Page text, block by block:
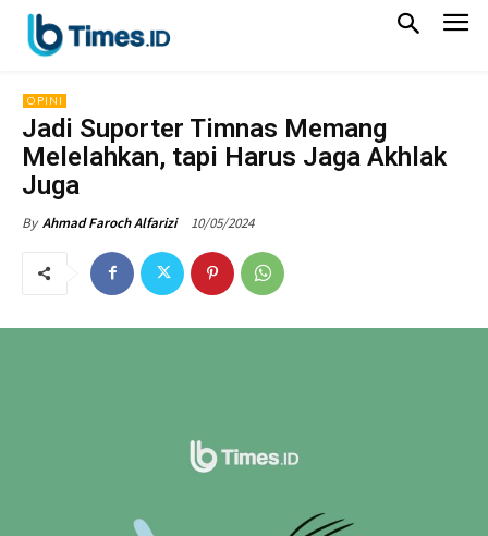
OPINI
Jadi Suporter Timnas Memang
Melelahkan, tapi Harus Jaga Akhlak
Juga
By Ahmad Faroch Alfarizi 10/05/2024